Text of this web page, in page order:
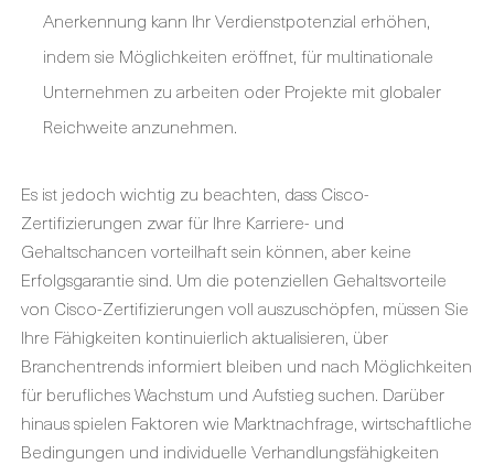
Anerkennung kann Ihr Verdienstpotenzial erhöhen,
indem sie Möglichkeiten eröffnet, für multinationale
Unternehmen zu arbeiten oder Projekte mit globaler
Reichweite anzunehmen.
Es ist jedoch wichtig zu beachten, dass Cisco-
Zertifizierungen zwar für Ihre Karriere- und
Gehaltschancen vorteilhaft sein können, aber keine
Erfolgsgarantie sind. Um die potenziellen Gehaltsvorteile
von Cisco-Zertifizierungen voll auszuschöpfen, müssen Sie
Ihre Fähigkeiten kontinuierlich aktualisieren, über
Branchentrends informiert bleiben und nach Möglichkeiten
für berufliches Wachstum und Aufstieg suchen. Darüber
hinaus spielen Faktoren wie Marktnachfrage, wirtschaftliche
Bedingungen und individuelle Verhandlungsfähigkeiten